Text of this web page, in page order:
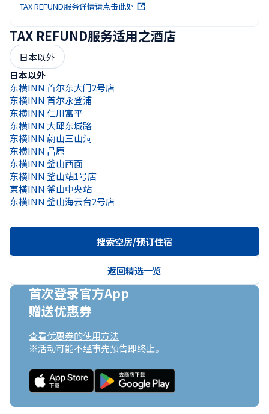
TAX REFUND服务详情请点击此处
TAX REFUND服务适用之酒店
日本以外
日本以外
东横INN 首尔东大门2号店
东横INN 首尔永登浦
东横INN 仁川富平
东横INN 大邱东城路
东横INN 蔚山三山洞
东横INN 昌原
东横INN 釜山西面
东横INN 釜山站1号店
東橫INN 釜山中央站
东横INN 釜山海云台2号店
搜索空房/预订住宿
返回精选一览
首次登录官方App
赠送优惠券
查看优惠券的使用方法
※活动可能不经事先预告即终止。